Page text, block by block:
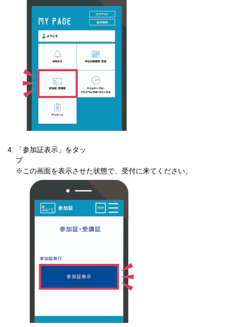
「参加証表示」をタッ
※この画面を表示させた状態で、受付に来てください。